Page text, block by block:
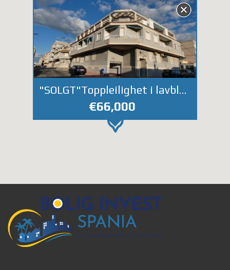
"SOLGT"Toppleilighet i lavblokk 150 meter fra Middelhavet.
€66,000